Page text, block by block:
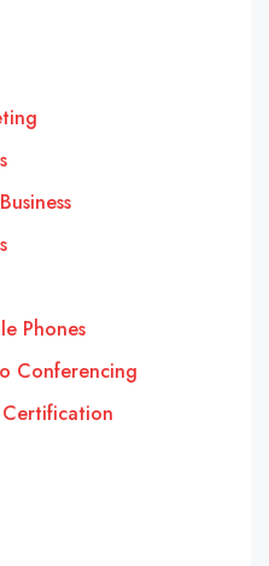
Phones
Conferencing